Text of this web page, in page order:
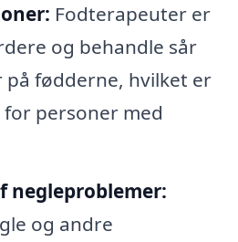
Fodterapeuter er
og behandle sår
fødderne, hvilket er
personer med
negleproblemer:
og andre